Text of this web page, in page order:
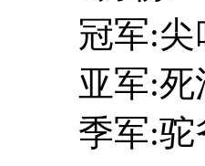
冠军:尖
亚军:死
季军:驼